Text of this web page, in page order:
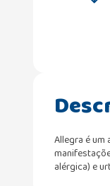
Allegra é
alérgica) e